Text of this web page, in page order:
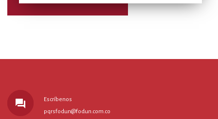
forum
Escríbenos
pqrsfodun@fodun.com.co